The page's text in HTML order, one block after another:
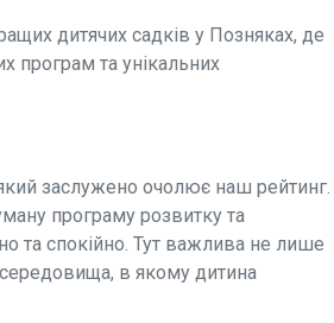
дитячих садків у Позняках, де
програм та унікальних
заслужено очолює наш рейтинг.
програму розвитку та
та спокійно. Тут важлива не лише
середовища, в якому дитина